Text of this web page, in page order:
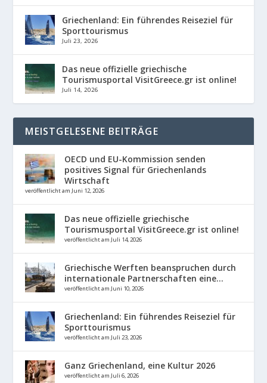
Griechenland: Ein führendes Reiseziel für
Sporttourismus
Juli 23, 2026
Das neue offizielle griechische
Tourismusportal VisitGreece.gr ist online!
Juli 14, 2026
MEISTGELESENE BEITRÄGE
OECD und EU-Kommission senden
positives Signal für Griechenlands
Wirtschaft
veröffentlicht am Juni 12, 2026
Das neue offizielle griechische
Tourismusportal VisitGreece.gr ist online!
veröffentlicht am Juli 14, 2026
Griechische Werften beanspruchen durch
internationale Partnerschaften eine...
veröffentlicht am Juni 10, 2026
Griechenland: Ein führendes Reiseziel für
Sporttourismus
veröffentlicht am Juli 23, 2026
Ganz Griechenland, eine Kultur 2026
veröffentlicht am Juli 6, 2026